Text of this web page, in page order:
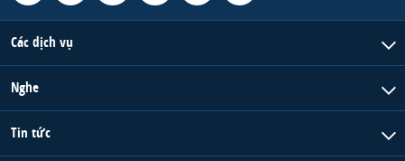
Các dịch vụ
Nghe
Tin tức